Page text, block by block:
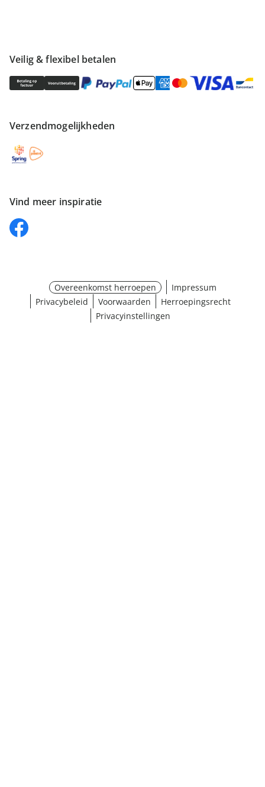
Veilig & flexibel betalen
Verzendmogelijkheden
Vind meer inspiratie
Overeenkomst herroepen
Impressum
Privacybeleid
Voorwaarden
Herroepingsrecht
Privacyinstellingen